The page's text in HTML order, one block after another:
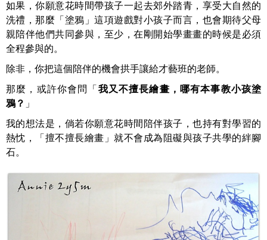
如果，你願意花時間帶孩子一起去郊外踏青，享受大自然的
洗禮，那麼「塗鴉」這項遊戲對小孩子而言，也會期待父母
親陪伴他們共同參與，至少，在剛開始學畫畫的時候是必須
全程參與的。
除非，你把這個陪伴的機會拱手讓給才藝班的老師。
那麼，或許你會問
「 我又不擅長繪畫，哪有本事教小孩塗
鴉？ 」
我的想法是，倘若你願意花時間陪伴孩子，也持有對學習的
熱忱，「擅不擅長繪畫」就不會成為阻礙與孩子共學的絆腳
石。